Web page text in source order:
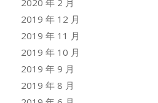
2020 年 2 月
2019 年 12 月
2019 年 11 月
2019 年 10 月
2019 年 9 月
2019 年 8 月